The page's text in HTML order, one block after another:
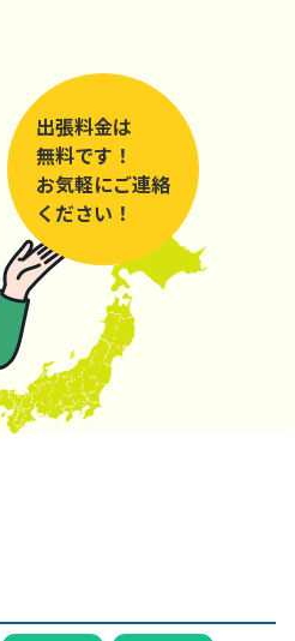
出張料金は
無料です！
お気軽にご連絡
ください！